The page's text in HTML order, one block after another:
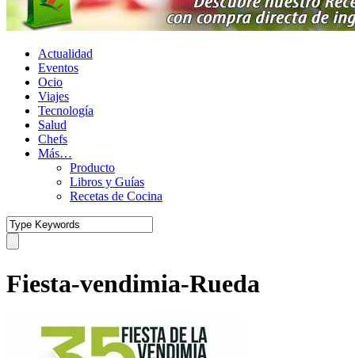
Actualidad
Eventos
Ocio
Viajes
Tecnología
Salud
Chefs
Más…
Producto
Libros y Guías
Recetas de Cocina
Fiesta-vendimia-Rueda